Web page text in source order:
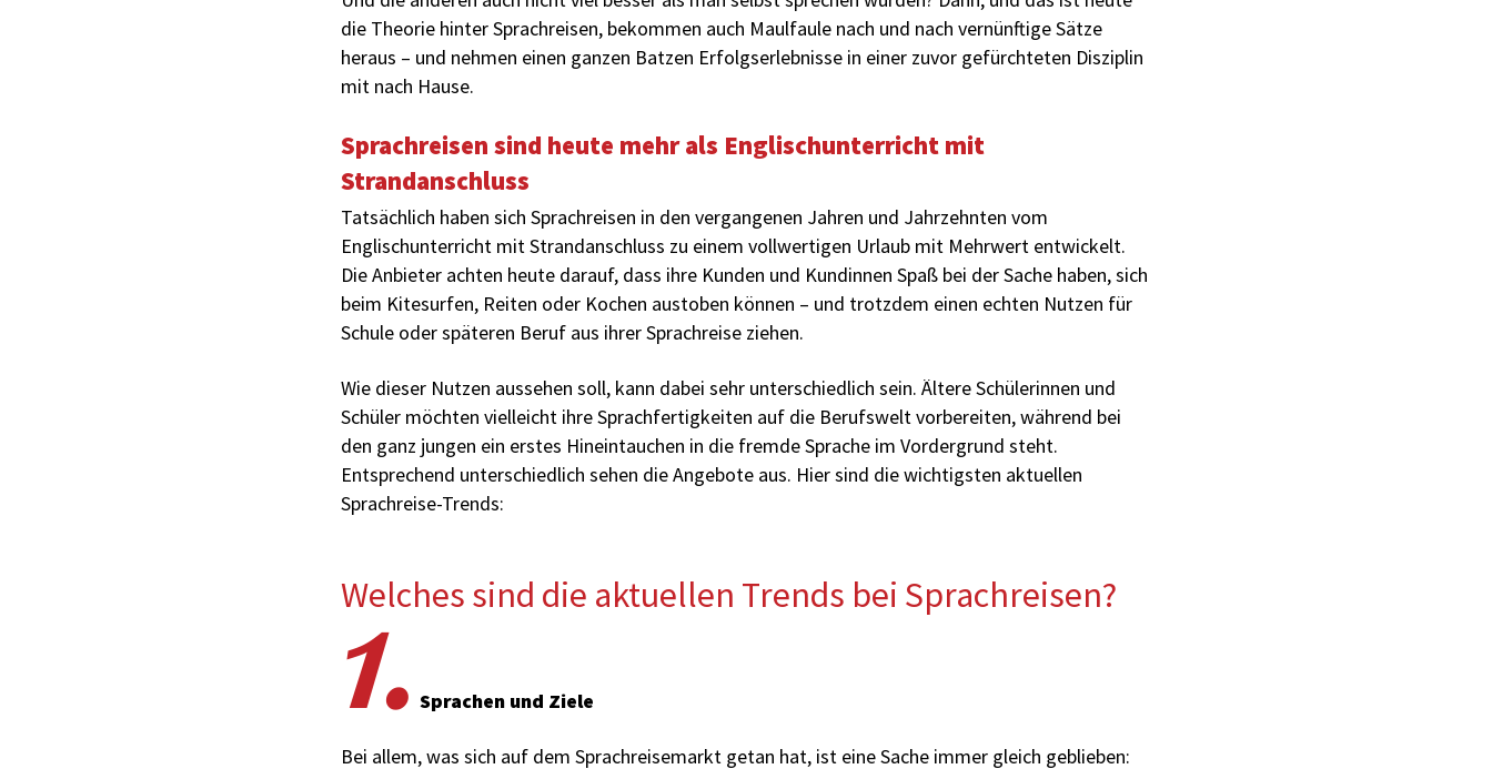
die Theorie hinter Sprach­reisen, bekommen auch Maulfaule nach und nach vernünftige Sätze
heraus – und nehmen einen ganzen Batzen Erfolgserlebnisse in einer zuvor gefürchteten Disziplin
mit nach Hause.
Sprachreisen sind heute mehr als Englischunterricht mit
Strandanschluss
Tatsächlich haben sich Sprachreisen in den vergangenen Jahren und Jahrzehnten vom
Englischunterricht mit Strandanschluss zu einem vollwertigen Urlaub mit Mehrwert entwickelt.
Die Anbieter achten heute da­rauf, dass ihre Kunden und Kundinnen Spaß bei der Sache haben, sich
beim Kitesurfen, Reiten oder Kochen austoben können – und trotzdem einen echten Nutzen für
Schule oder späteren Beruf aus ihrer Sprachreise ziehen.
Wie dieser Nutzen aussehen soll, kann dabei sehr unterschiedlich sein. Ältere Schülerinnen und
Schüler möchten vielleicht ihre Sprachfertigkeiten auf die Berufswelt vorbereiten, während bei
den ganz jungen ein erstes Hineintauchen in die fremde Sprache im Vordergrund steht.
Entsprechend unterschiedlich sehen die Angebote aus. Hier sind die wichtigsten aktuellen
Sprachreise-Trends:
Welches sind die aktuellen Trends bei Sprachreisen?
1.Sprachen und Ziele
Bei allem, was sich auf dem Sprachreisemarkt getan hat, ist eine Sache immer gleich geblieben: